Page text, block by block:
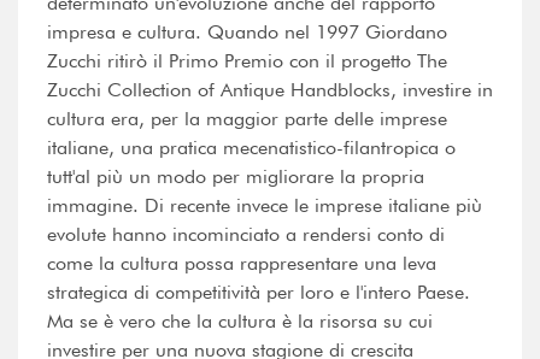
impresa e cultura. Quando nel 1997 Giordano
Zucchi ritirò il Primo Premio con il progetto The
Zucchi Collection of Antique Handblocks, investire in
cultura era, per la maggior parte delle imprese
italiane, una pratica mecenatistico-filantropica o
tutt'al più un modo per migliorare la propria
immagine. Di recente invece le imprese italiane più
evolute hanno incominciato a rendersi conto di
come la cultura possa rappresentare una leva
strategica di competitività per loro e l'intero Paese.
Ma se è vero che la cultura è la risorsa su cui
investire per una nuova stagione di crescita